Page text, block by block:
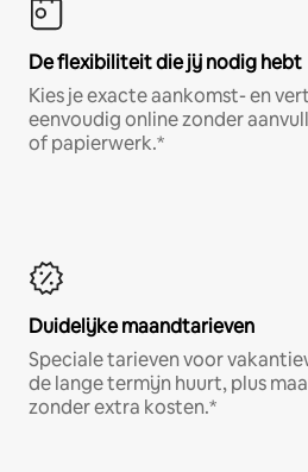
De flexibiliteit die jij nodig hebt
Kies je exacte aankomst- en
eenvoudig online zonder
of papierwerk.*
Duidelijke maandtarieven
Speciale tarieven voor
de lange termijn huurt, plus
zonder extra kosten.*